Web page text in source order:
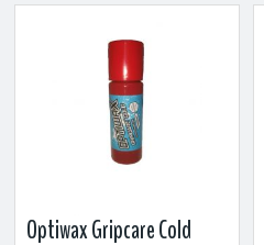
Optiwax Gripcare Cold